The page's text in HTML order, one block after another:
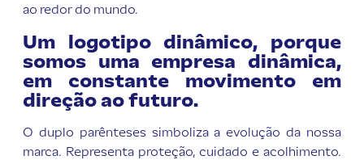
ao redor do mundo.
Um logotipo dinâmico, porque
somos uma empresa dinâmica,
em constante movimento em
direção ao futuro.
O duplo parênteses simboliza a evolução da nossa
marca. Representa proteção, cuidado e acolhimento.